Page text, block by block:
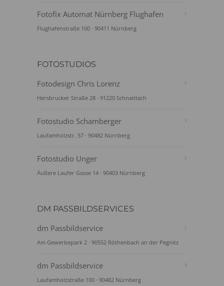
Fotofix Automat Nürnberg Flughafen
Flughafenstraße 100 · 90411 Nürnberg
FOTOSTUDIOS
Fotodesign Chris Lorenz
Hersbrucker Straße 28 · 91220 Schnaittach
Fotostudio Schamberger
Laufamholzstr. 57 · 90482 Nürnberg
Fotostudio Unger
Äußere Laufer Gasse 14 · 90403 Nürnberg
DM PASSBILDSERVICES
dm Passbildservice
Am Gewerbepark 2 · 90552 Röthenbach an der Pegnitz
dm Passbildservice
Laufamholzstraße 100 · 90482 Nürnberg